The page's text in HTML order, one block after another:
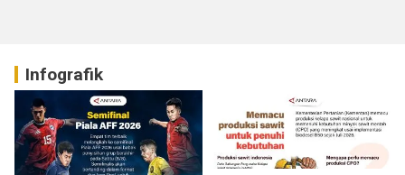
Infografik